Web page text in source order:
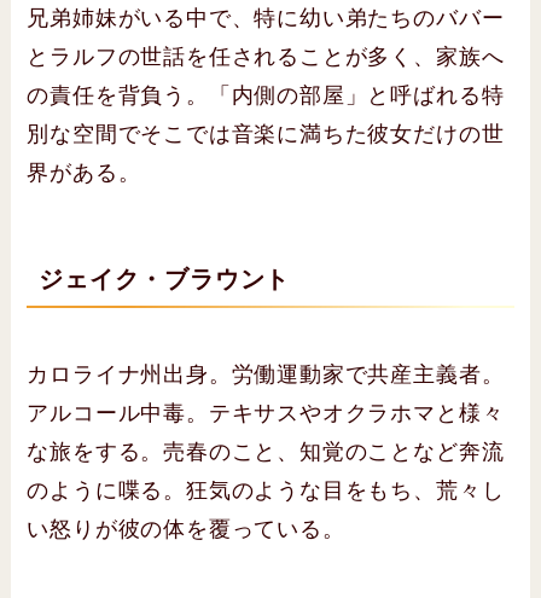
兄弟姉妹がいる中で、特に幼い弟たちのババー
とラルフの世話を任されることが多く、家族へ
の責任を背負う。「内側の部屋」と呼ばれる特
別な空間でそこでは音楽に満ちた彼女だけの世
界がある。
ジェイク・ブラウント
カロライナ州出身。労働運動家で共産主義者。
アルコール中毒。テキサスやオクラホマと様々
な旅をする。売春のこと、知覚のことなど奔流
のように喋る。狂気のような目をもち、荒々し
い怒りが彼の体を覆っている。